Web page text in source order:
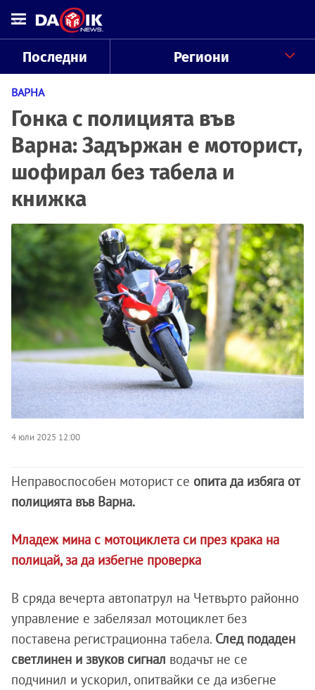
Последни Региони
ВАРНА
Гонка с полицията във
Варна: Задържан е моторист,
шофирал без табела и
книжка
4 юли 2025 12:00
Неправоспособен моторист се опита да избяга от
полицията във Варна.
Младеж мина с мотоциклета си през крака на
полицай, за да избегне проверка
В сряда вечерта автопатрул на Четвърто районно
управление е забелязал мотоциклет без
поставена регистрационна табела. След подаден
светлинен и звуков сигнал водачът не се
подчинил и ускорил, опитвайки се да избегне